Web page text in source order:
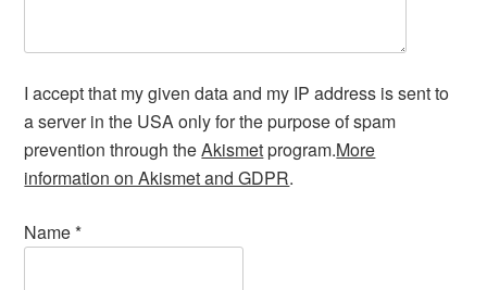
I accept that my given data and my IP address is sent to
a server in the USA only for the purpose of spam
prevention through theAkismetprogram.More
information on Akismet and GDPR.
Name*